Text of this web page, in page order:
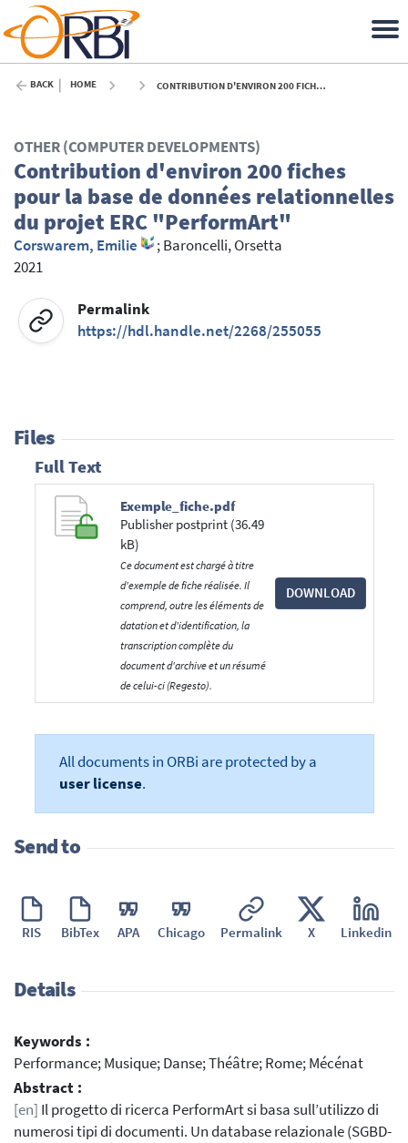
BACK HOME CONTRIBUTION D'ENVIRON 200 FICHES POUR LA BASE DE DONNÉES RELATIONNELLES DU PROJET ERC "PERFORMART" - 2021
OTHER (COMPUTER DEVELOPMENTS)
Contribution d'environ 200 fiches
pour la base de données relationnelles
du projet ERC "PerformArt"
Corswarem, Emilie ;Baroncelli, Orsetta
2021
Permalink
https://hdl.handle.net/2268/255055
Files
Full Text
Exemple_fiche.pdf
Publisher postprint (36.49
kB)
Ce document est chargé à titre
d'exemple de fiche réalisée. Il
comprend, outre les éléments de
datation et d'identification, la
transcription complète du
document d'archive et un résumé
de celui-ci (Regesto).
DOWNLOAD
All documents in ORBi are protected by a
user license.
Send to
RIS BibTex APA Chicago Permalink X Linkedin
Details
Keywords :
Performance; Musique; Danse; Théâtre; Rome; Mécénat
Abstract :
[en] Il progetto di ricerca PerformArt si basa sull’utilizzo di
numerosi tipi di documenti. Un database relazionale (SGBD-